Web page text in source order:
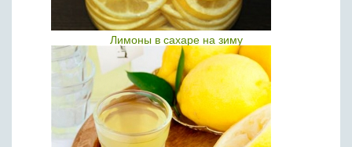
Лимоны в сахаре на зиму